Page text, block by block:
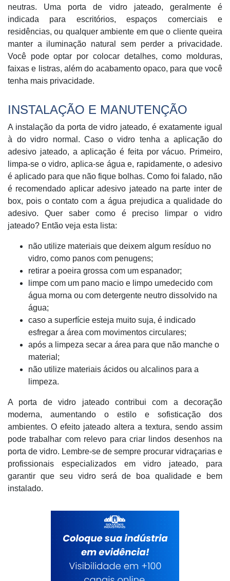
neutras. Uma porta de vidro jateado, geralmente é
indicada para escritórios, espaços comerciais e
residências, ou qualquer ambiente em que o cliente queira
manter a iluminação natural sem perder a privacidade.
Você pode optar por colocar detalhes, como molduras,
faixas e listras, além do acabamento opaco, para que você
tenha mais privacidade.
INSTALAÇÃO E MANUTENÇÃO
A instalação da porta de vidro jateado, é exatamente igual
à do vidro normal. Caso o vidro tenha a aplicação do
adesivo jateado, a aplicação é feita por vácuo. Primeiro,
limpa-se o vidro, aplica-se água e, rapidamente, o adesivo
é aplicado para que não fique bolhas. Como foi falado, não
é recomendado aplicar adesivo jateado na parte inter de
box, pois o contato com a água prejudica a qualidade do
adesivo. Quer saber como é preciso limpar o vidro
jateado? Então veja esta lista:
não utilize materiais que deixem algum resíduo no
vidro, como panos com penugens;
retirar a poeira grossa com um espanador;
limpe com um pano macio e limpo umedecido com
água morna ou com detergente neutro dissolvido na
água;
caso a superfície esteja muito suja, é indicado
esfregar a área com movimentos circulares;
após a limpeza secar a área para que não manche o
material;
não utilize materiais ácidos ou alcalinos para a
limpeza.
A porta de vidro jateado contribui com a decoração
moderna, aumentando o estilo e sofisticação dos
ambientes. O efeito jateado altera a textura, sendo assim
pode trabalhar com relevo para criar lindos desenhos na
porta de vidro. Lembre-se de sempre procurar vidraçarias e
profissionais especializados em vidro jateado, para
garantir que seu vidro será de boa qualidade e bem
instalado.